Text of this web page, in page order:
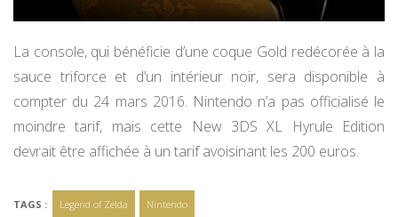
La console, qui bénéficie d’une coque Gold redécorée à la
sauce triforce et d’un intérieur noir, sera disponible à
compter du 24 mars 2016. Nintendo n’a pas officialisé le
moindre tarif, mais cette New 3DS XL Hyrule Edition
devrait être affichée à un tarif avoisinant les 200 euros.
TAGS : Legend of Zelda Nintendo